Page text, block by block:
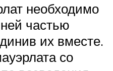
необходимо
частью
их вместе.
со